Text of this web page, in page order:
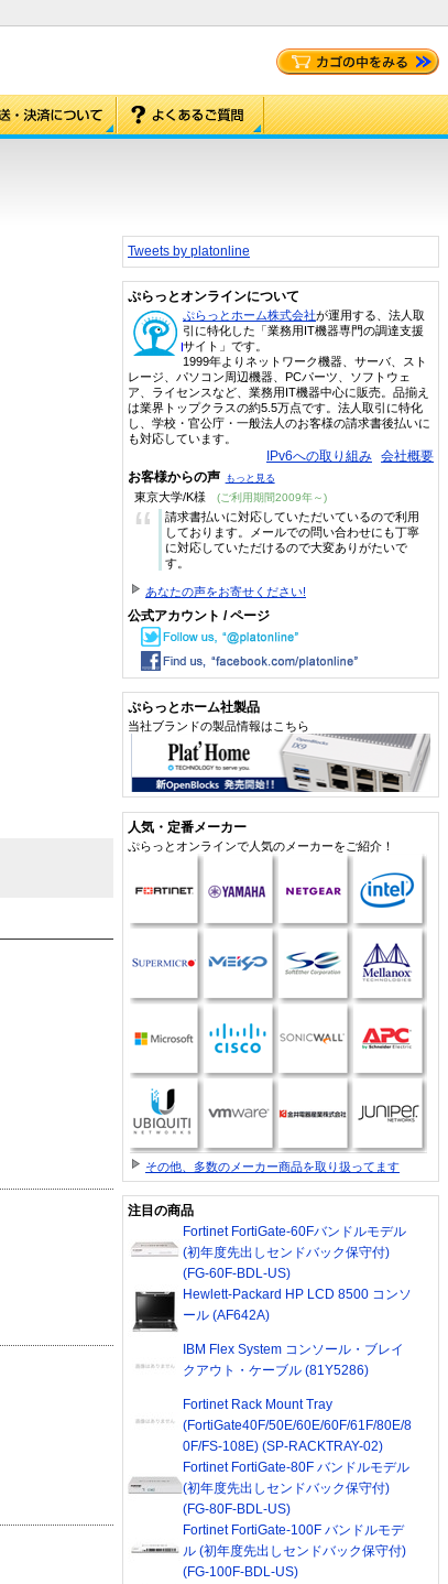
Tweets by platonline
ぷらっとオンラインについて
ぷらっとホーム株式会社が運用する、法人取
引に特化した「業務用IT機器専門の調達支援
サイト」です。
1999年よりネットワーク機器、サーバ、スト
レージ、パソコン周辺機器、PCパーツ、ソフトウェ
ア、ライセンスなど、業務用IT機器中心に販売。品揃え
は業界トップクラスの約5.5万点です。法人取引に特化
し、学校・官公庁・一般法人のお客様の請求書後払いに
も対応しています。
IPv6への取り組み 会社概要
お客様からの声 もっと見る
東京大学/K様 (ご利用期間2009年～)
“
請求書払いに対応していただいているので利用
しております。メールでの問い合わせにも丁寧
に対応していただけるので大変ありがたいで
す。
あなたの声をお寄せください!
公式アカウント / ページ
ぷらっとホーム社製品
当社ブランドの製品情報はこちら
人気・定番メーカー
ぷらっとオンラインで人気のメーカーをご紹介！
その他、多数のメーカー商品を取り扱ってます
注目の商品
Fortinet FortiGate-60Fバンドルモデル
(初年度先出しセンドバック保守付)
(FG-60F-BDL-US)
Hewlett-Packard HP LCD 8500 コンソ
ール (AF642A)
IBM Flex System コンソール・ブレイ
クアウト・ケーブル (81Y5286)
Fortinet Rack Mount Tray
(FortiGate40F/50E/60E/60F/61F/80E/8
0F/FS-108E) (SP-RACKTRAY-02)
Fortinet FortiGate-80F バンドルモデル
(初年度先出しセンドバック保守付)
(FG-80F-BDL-US)
Fortinet FortiGate-100F バンドルモデ
ル (初年度先出しセンドバック保守付)
(FG-100F-BDL-US)